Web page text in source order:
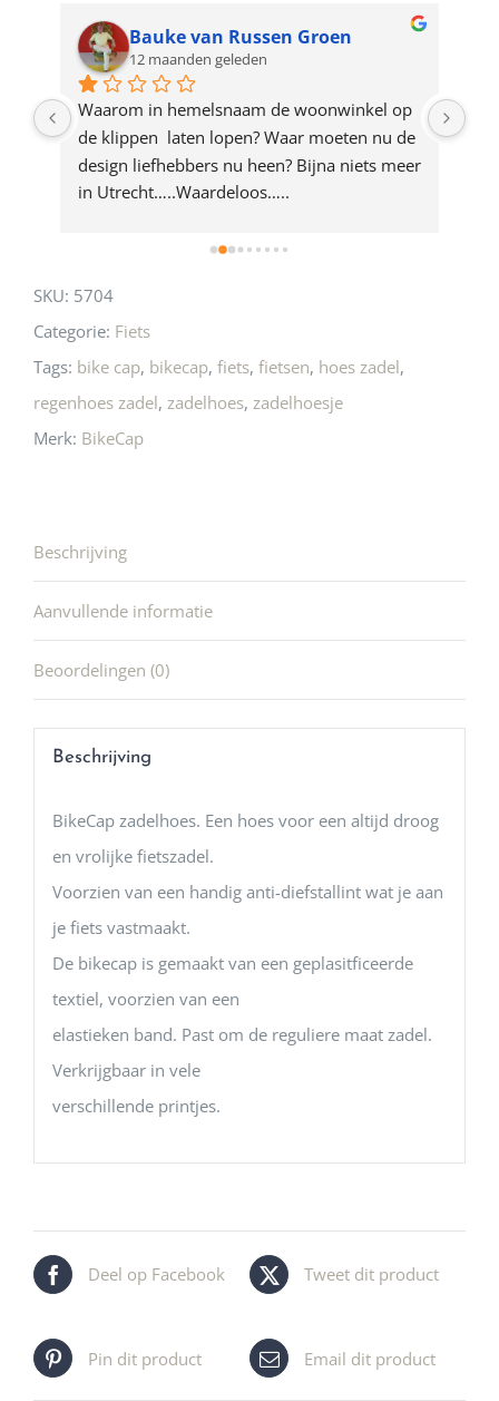
product
Bauke van Russen Groen
12 maanden geleden
Waarom in hemelsnaam de woonwinkel op
de klippen  laten lopen? Waar moeten nu de
design liefhebbers nu heen? Bijna niets meer
in Utrecht…..Waardeloos…..
SKU: 5704
Categorie: Fiets
Tags: bike cap, bikecap, fiets, fietsen, hoes zadel,
regenhoes zadel, zadelhoes, zadelhoesje
Merk: BikeCap
Beschrijving
Aanvullende informatie
Beoordelingen (0)
Beschrijving
BikeCap zadelhoes. Een hoes voor een altijd droog
en vrolijke fietszadel.
Voorzien van een handig anti-diefstallint wat je aan
je fiets vastmaakt.
De bikecap is gemaakt van een geplasitficeerde
textiel, voorzien van een
elastieken band. Past om de reguliere maat zadel.
Verkrijgbaar in vele
verschillende printjes.
Deel op Facebook Tweet dit product
Pin dit product Email dit product